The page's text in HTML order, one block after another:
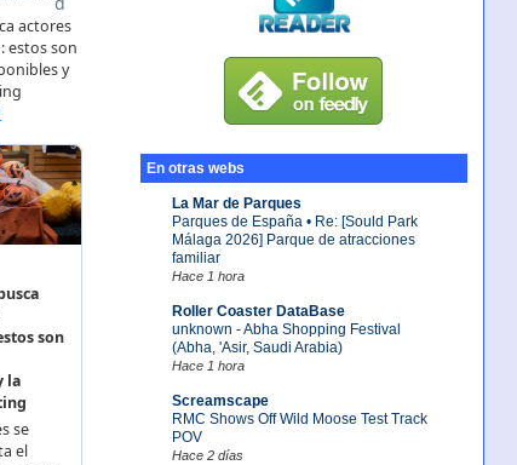
En otras webs
La Mar de Parques
Parques de España • Re: [Sould Park
Málaga 2026] Parque de atracciones
familiar
Hace 1 hora
Roller Coaster DataBase
unknown - Abha Shopping Festival
(Abha, 'Asir, Saudi Arabia)
Hace 1 hora
Screamscape
RMC Shows Off Wild Moose Test Track
POV
Hace 2 días